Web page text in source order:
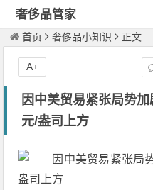
奢侈品管家
首页 奢侈品小知识 正文
因中美贸易紧张局势
元/盎司上方
A+